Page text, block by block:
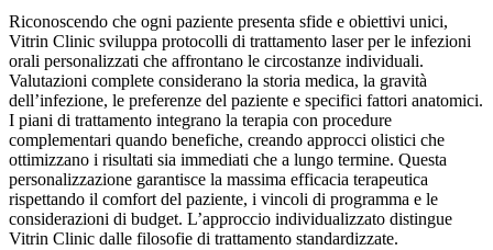
Riconoscendo che ogni paziente presenta sfide e obiettivi unici,
Vitrin Clinic sviluppa protocolli di trattamento laser per le infezioni
orali personalizzati che affrontano le circostanze individuali.
Valutazioni complete considerano la storia medica, la gravità
dell’infezione, le preferenze del paziente e specifici fattori anatomici.
I piani di trattamento integrano la terapia con procedure
complementari quando benefiche, creando approcci olistici che
ottimizzano i risultati sia immediati che a lungo termine. Questa
personalizzazione garantisce la massima efficacia terapeutica
rispettando il comfort del paziente, i vincoli di programma e le
considerazioni di budget. L’approccio individualizzato distingue
Vitrin Clinic dalle filosofie di trattamento standardizzate.